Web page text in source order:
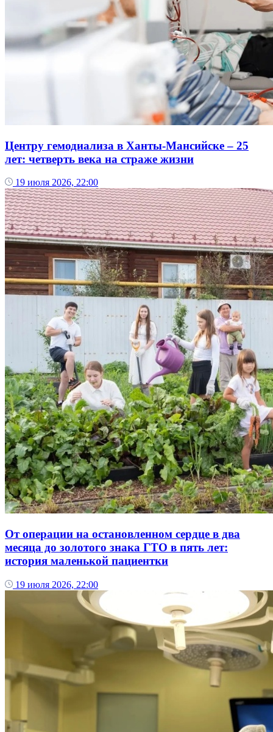
Центру гемодиализа в Ханты-Мансийске – 25
лет: четверть века на страже жизни
19 июля 2026, 22:00
От операции на остановленном сердце в два
месяца до золотого знака ГТО в пять лет:
история маленькой пациентки
19 июля 2026, 22:00